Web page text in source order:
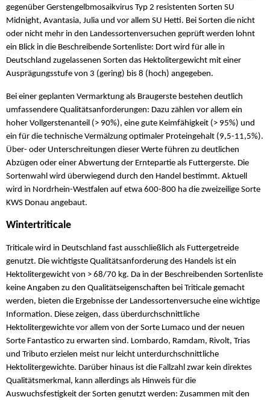
gegenüber Gerstengelbmosaikvirus Typ 2 resistenten Sorten SU
Midnight, Avantasia, Julia und vor allem SU Hetti. Bei Sorten die nicht
oder nicht mehr in den Landessortenversuchen geprüft werden lohnt
ein Blick in die Beschreibende Sortenliste: Dort wird für alle in
Deutschland zugelassenen Sorten das Hektolitergewicht mit einer
Ausprägungsstufe von 3 (gering) bis 8 (hoch) angegeben.
Bei einer geplanten Vermarktung als Braugerste bestehen deutlich
umfassendere Qualitätsanforderungen: Dazu zählen vor allem ein
hoher Vollgerstenanteil (> 90%), eine gute Keimfähigkeit (> 95%) und
ein für die technische Vermälzung optimaler Proteingehalt (9,5-11,5%).
Über- oder Unterschreitungen dieser Werte führen zu deutlichen
Abzügen oder einer Abwertung der Erntepartie als Futtergerste. Die
Sortenwahl wird überwiegend durch den Handel bestimmt. Aktuell
wird in Nordrhein-Westfalen auf etwa 600-800 ha die zweizeilige Sorte
KWS Donau angebaut.
Wintertriticale
Triticale wird in Deutschland fast ausschließlich als Futtergetreide
genutzt. Die wichtigste Qualitätsanforderung des Handels ist ein
Hektolitergewicht von > 68/70 kg. Da in der Beschreibenden Sortenliste
keine Angaben zu den Qualitätseigenschaften bei Triticale gemacht
werden, bieten die Ergebnisse der Landessortenversuche eine wichtige
Information. Diese zeigen, dass überdurchschnittliche
Hektolitergewichte vor allem von der Sorte Lumaco und der neuen
Sorte Fantastico zu erwarten sind. Lombardo, Ramdam, Rivolt, Trias
und Tributo erzielen meist nur leicht unterdurchschnittliche
Hektolitergewichte. Darüber hinaus ist die Fallzahl zwar kein direktes
Qualitätsmerkmal, kann allerdings als Hinweis für die
Auswuchsfestigkeit der Sorten genutzt werden: Zusammen mit den